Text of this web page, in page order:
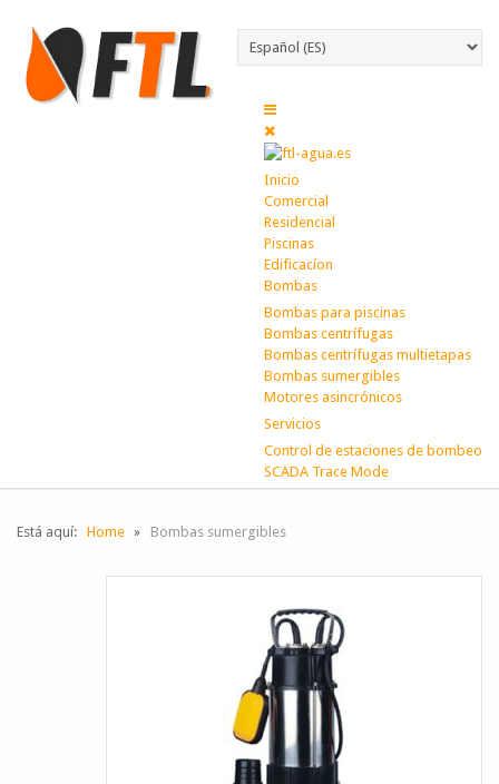
Inicio
Comercial
Residencial
Piscinas
Edificacíon
Bombas
Bombas para piscinas
Bombas centrífugas
Bombas centrífugas multietapas
Bombas sumergibles
Motores asincrónicos
Servicios
Control de estaciones de bombeo
SCADA Trace Mode
Está aquí: Home Bombas sumergibles